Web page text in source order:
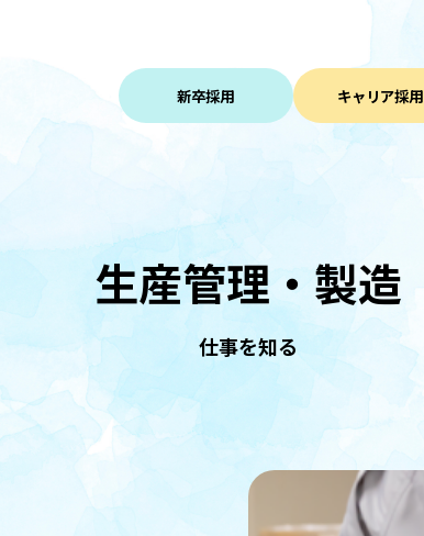
新卒採用 キャリア採用
生産管理・製造
仕事を知る